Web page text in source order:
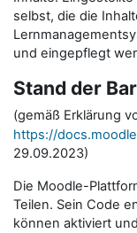
selbst, die die
und eingepflegt
Stand der
(gemäß Erklärung
https://
29.09.2023)
Die Moodle-
Teilen. Sein Code
können aktiviert